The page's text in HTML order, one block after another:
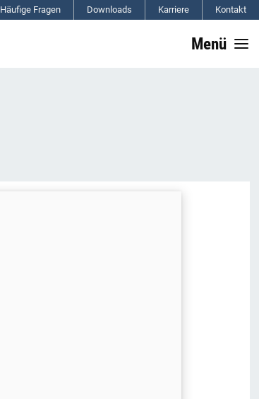
Häufige Fragen Downloads Karriere Kontakt
Menü